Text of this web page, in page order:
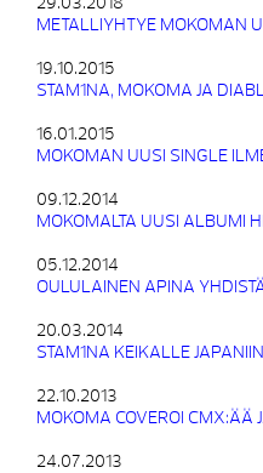
METALLIYHTYE MOKOMAN
19.10.2015
STAM1NA, MOKOMA JA
16.01.2015
MOKOMAN UUSI SINGLE
09.12.2014
MOKOMALTA UUSI ALBUMI
05.12.2014
OULULAINEN APINA
20.03.2014
STAM1NA KEIKALLE
22.10.2013
MOKOMA COVEROI CMX:ÄÄ
24.07.2013